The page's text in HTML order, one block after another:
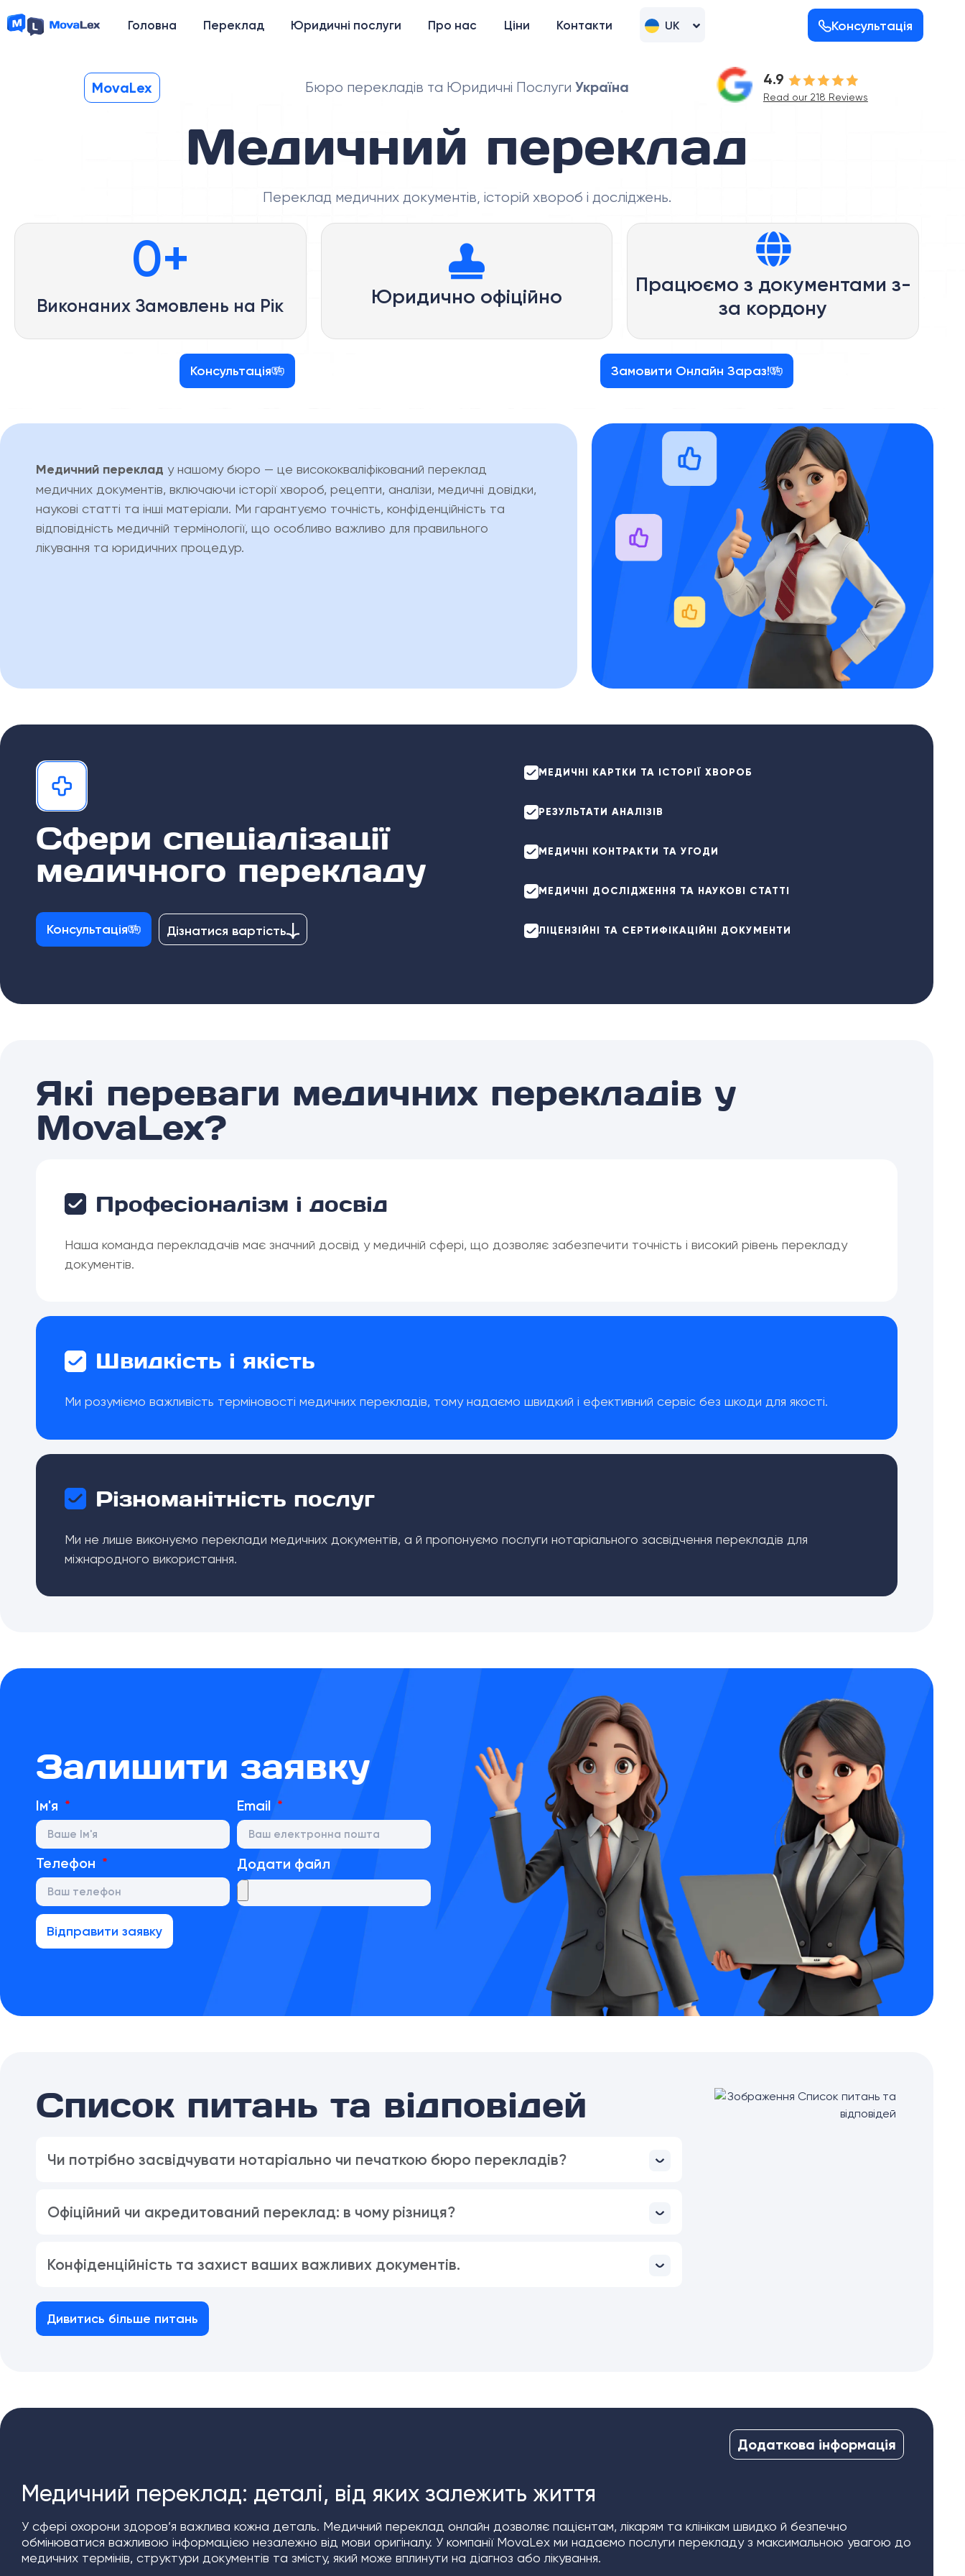
Головна Переклад Юридичні послуги Про нас Ціни Контакти UK
RU Консультація
MovaLex Бюро перекладів та Юридичні Послуги Україна 4.9
Read our 218 Reviews
Медичний переклад
Переклад медичних документів, історій хвороб і досліджень.
Виконаних Замовлень на Рік
0+
Юридично офіційно
Працюємо з документами з-
за кордону
Консультація Замовити Онлайн Зараз!
Медичний переклад у нашому бюро — це висококваліфікований переклад
медичних документів, включаючи історії хвороб, рецепти, аналізи, медичні довідки,
наукові статті та інші матеріали. Ми гарантуємо точність, конфіденційність та
відповідність медичній термінології, що особливо важливо для правильного
лікування та юридичних процедур.
Cфери спеціалізації
медичного перекладу
Консультація Дізнатися вартість
МЕДИЧНІ КАРТКИ ТА ІСТОРІЇ ХВОРОБ
РЕЗУЛЬТАТИ АНАЛІЗІВ
МЕДИЧНІ КОНТРАКТИ ТА УГОДИ
МЕДИЧНІ ДОСЛІДЖЕННЯ ТА НАУКОВІ СТАТТІ
ЛІЦЕНЗІЙНІ ТА СЕРТИФІКАЦІЙНІ ДОКУМЕНТИ
Які переваги медичних перекладів у
MovaLex?
Професіоналізм і досвід
Наша команда перекладачів має значний досвід у медичній сфері, що дозволяє забезпечити точність і високий рівень перекладу
документів.
Швидкість і якість
Ми розуміємо важливість терміновості медичних перекладів, тому надаємо швидкий і ефективний сервіс без шкоди для якості.
Різноманітність послуг
Ми не лише виконуємо переклади медичних документів, а й пропонуємо послуги нотаріального засвідчення перекладів для
міжнародного використання.
Залишити заявку
Ім'я Email
Телефон Додати файл
Відправити заявку
Список питань та відповідей
Чи потрібно засвідчувати нотаріально чи печаткою бюро перекладів?
Офіційний чи акредитований переклад: в чому різниця?
Конфіденційність та захист ваших важливих документів.
Дивитись більше питань
Додаткова інформація
Медичний переклад: деталі, від яких залежить життя
У сфері охорони здоров’я важлива кожна деталь. Медичний переклад онлайн дозволяє пацієнтам, лікарям та клінікам швидко й безпечно
обмінюватися важливою інформацією незалежно від мови оригіналу. У компанії MovaLex ми надаємо послуги перекладу з максимальною увагою до
медичних термінів, структури документів та змісту, який може вплинути на діагноз або лікування.